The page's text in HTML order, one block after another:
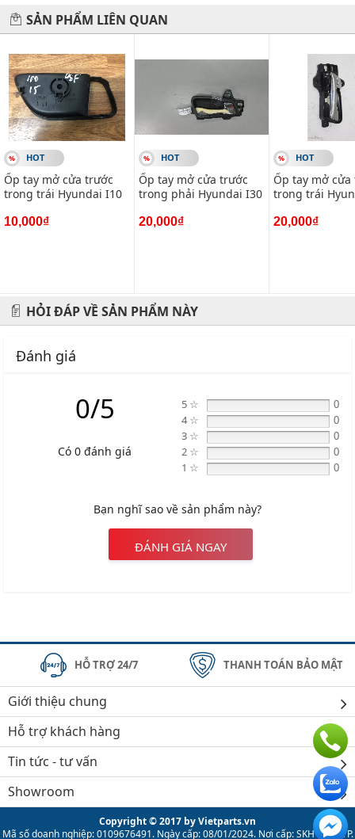
-------------------------------------------------------
VIETPARTS - Thương hiệu 20 năm về cung cấp phụ tùng,
Địa chỉ: 434 Trần Khát Chân- Hai Bà Trưng- Hà Nội
Hotline: 0945 333 777
SẢN PHẨM LIÊN QUAN
HOT
Ốp tay mở cửa trước
trong trái Hyundai I10
10,000₫
HOT
Ốp tay mở cửa trước
trong phải Hyundai I30
20,000₫
HOT
Ốp tay mở
trong trái
20,000₫
HỎI ĐÁP VỀ SẢN PHẨM NÀY
Đánh giá
0/5
Có 0 đánh giá
5 ☆ 0
4 ☆ 0
3 ☆ 0
2 ☆ 0
1 ☆ 0
Bạn nghĩ sao về sản phẩm này?
ĐÁNH GIÁ NGAY
HỖ TRỢ 24/7 THANH TOÁN BẢO MẬT
Giới thiệu chung
Hỗ trợ khách hàng
Tin tức - tư vấn
Showroom
Copyright © 2017 by Vietparts.vn
Mã số doanh nghiệp: 0109676491. Ngày cấp: 08/01/2024. Nơi cấp: SKH & ĐT TP.